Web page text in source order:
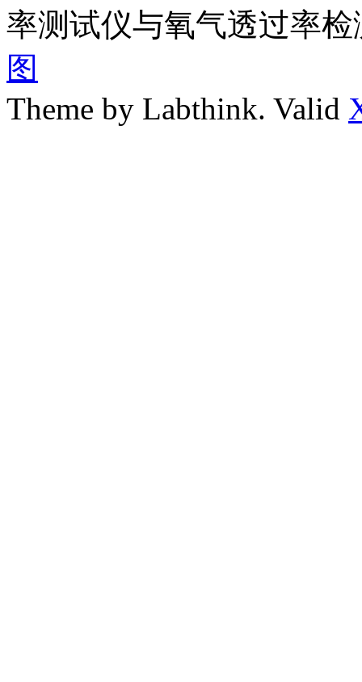
率测试仪与氧气透过率
图
Theme by Labthink. Valid